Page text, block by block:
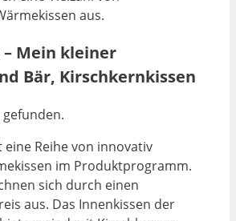
aus.
Mein kleiner
Bär, Kirschkernkissen
Reihe von innovativ
im Produktprogramm.
sich durch einen
aus. Das Innenkissen der